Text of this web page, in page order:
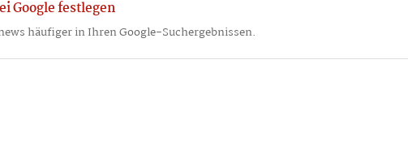
Google festlegen
häufiger in Ihren Google-Suchergebnissen.